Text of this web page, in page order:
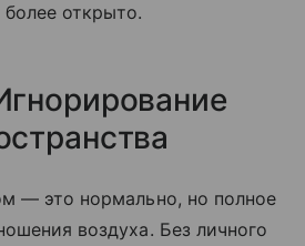
открыто.
— это нормально, но полное
воздуха. Без личного